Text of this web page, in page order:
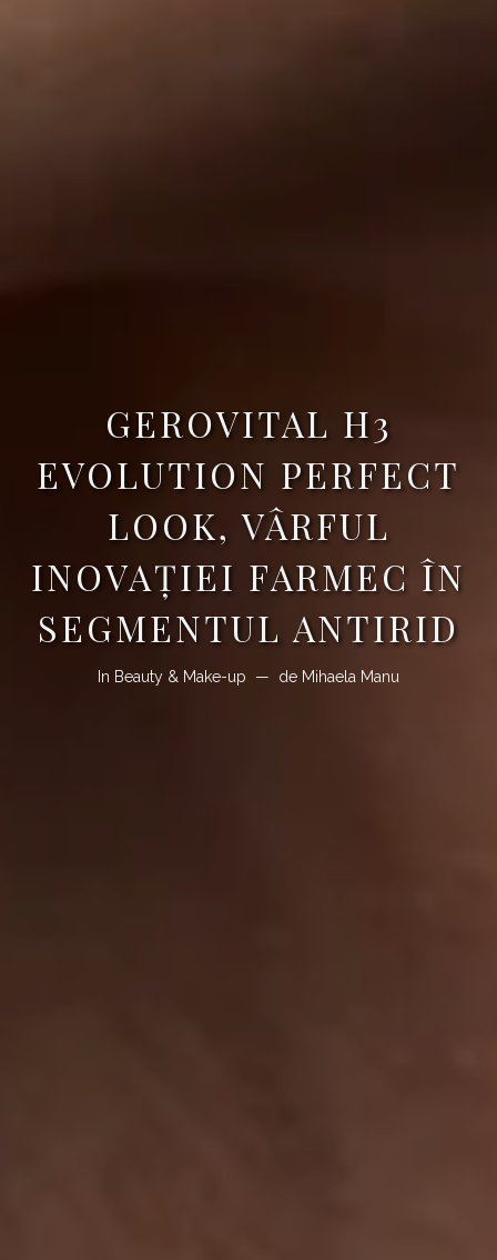
GEROVITAL H3
EVOLUTION PERFECT
LOOK, VÂRFUL
INOVAȚIEI FARMEC ÎN
SEGMENTUL ANTIRID
In Beauty & Make-up de Mihaela Manu